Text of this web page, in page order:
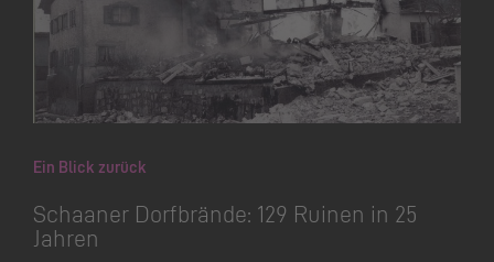
Ein Blick zurück
Schaaner Dorfbrände: 129 Ruinen in 25
Jahren